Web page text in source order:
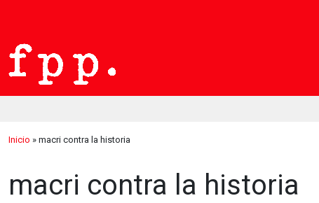
Inicio » macri contra la historia
macri contra la historia